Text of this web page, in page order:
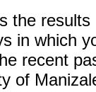
the
in which
recent
of